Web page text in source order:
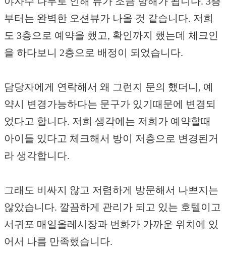
부터는 완벽한 오션뷰가 나올 것 같습니다. 저희
도 3층으로 예약을 했고, 확인까지 했는데 체크인
을 하다보니 2층으로 배정이 되었습니다.
담당자에게 연락해서 왜 그런지 문의 했더니, 예
약시 변경가능하다는 문구가 있기때문에 변경되
었다고 합니다. 저희 생각에는 저희가 예약할때
아이들 있다고 체크해서 방이 저층으로 변경된거
라 생각합니다.
그래도 비싸지 않고 저렴하게 방문해서 나쁘지는
않았습니다. 깔끔하게 관리가 되고 있는 호텔이고
서귀포 매일올레시장과 번화가 가까운 위치에 있
어서 나름 만족했습니다.